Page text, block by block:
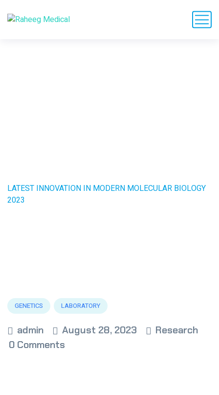
LATEST INNOVATION IN MODERN MOLECULAR BIOLOGY
2023
GENETICS LABORATORY
admin August 28, 2023
Research
0 Comments